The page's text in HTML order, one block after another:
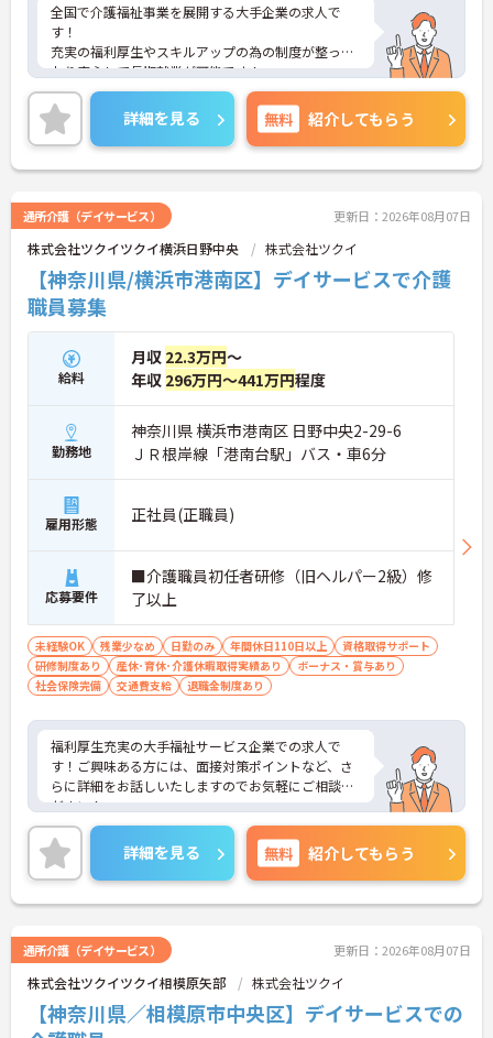
全国で介護福祉事業を展開する大手企業の求人で
す！
充実の福利厚生やスキルアップの為の制度が整って
おり安心して長期就業が可能です！
ご興味ある方には、面接のポイントなど、さらに詳
細をお話致しますのでお気軽にご相談ください。
詳細を見る 無料 紹介してもらう
通所介護（デイサービス） 更新日：2026年08月07日
株式会社ツクイツクイ横浜日野中央 株式会社ツクイ
【神奈川県/横浜市港南区】デイサービスで介護
職員募集
給料
月収 22.3万円～
年収 296万円～441万円程度
勤務地
神奈川県 横浜市港南区 日野中央2-29-6
ＪＲ根岸線「港南台駅」バス・車6分
雇用形態 正社員(正職員)
応募要件
■介護職員初任者研修（旧ヘルパー2級）修
了以上
未経験OK 残業少なめ 日勤のみ 年間休日110日以上
資格取得サポート
研修制度あり
産休･育休･介護休暇取得実績あり
ボーナス・賞与あり
社会保険完備
交通費支給 退職金制度あり
福利厚生充実の大手福祉サービス企業での求人で
す！ご興味ある方には、面接対策ポイントなど、さ
らに詳細をお話しいたしますのでお気軽にご相談く
ださい！
詳細を見る 無料 紹介してもらう
通所介護（デイサービス） 更新日：2026年08月07日
株式会社ツクイツクイ相模原矢部 株式会社ツクイ
【神奈川県／相模原市中央区】デイサービスでの